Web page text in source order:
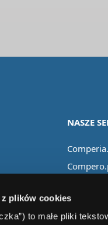
plików cookies
to małe pliki
NASZE